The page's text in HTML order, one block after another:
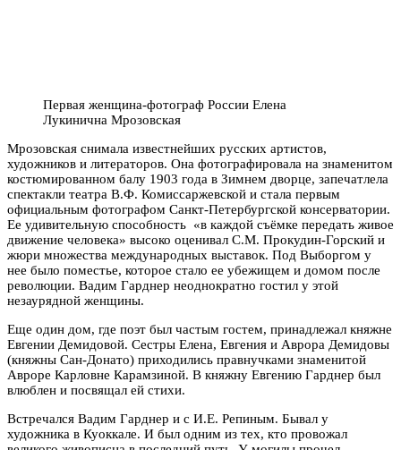
Первая женщина-фотограф России Елена
Лукинична Мрозовская
Мрозовская снимала известнейших русских артистов,
художников и литераторов. Она фотографировала на знаменитом
костюмированном балу 1903 года в Зимнем дворце, запечатлела
спектакли театра В.Ф. Комиссаржевской и стала первым
официальным фотографом Санкт-Петербургской консерватории.
Ее удивительную способность «в каждой съёмке передать живое
движение человека» высоко оценивал С.М. Прокудин-Горский и
жюри множества международных выставок. Под Выборгом у
нее было поместье, которое стало ее убежищем и домом после
революции. Вадим Гарднер неоднократно гостил у этой
незаурядной женщины.
Еще один дом, где поэт был частым гостем, принадлежал княжне
Евгении Демидовой. Сестры Елена, Евгения и Аврора Демидовы
(княжны Сан-Донато) приходились правнучками знаменитой
Авроре Карловне Карамзиной. В княжну Евгению Гарднер был
влюблен и посвящал ей стихи.
Встречался Вадим Гарднер и с И.E. Репиным. Бывал у
художника в Куоккале. И был одним из тех, кто провожал